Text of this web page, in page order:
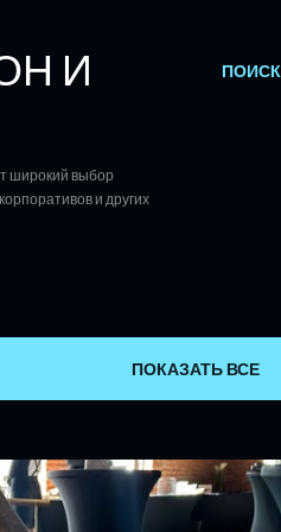
ПОИСК
И
широкий выбор
и других
ПОКАЗАТЬ ВСЕ